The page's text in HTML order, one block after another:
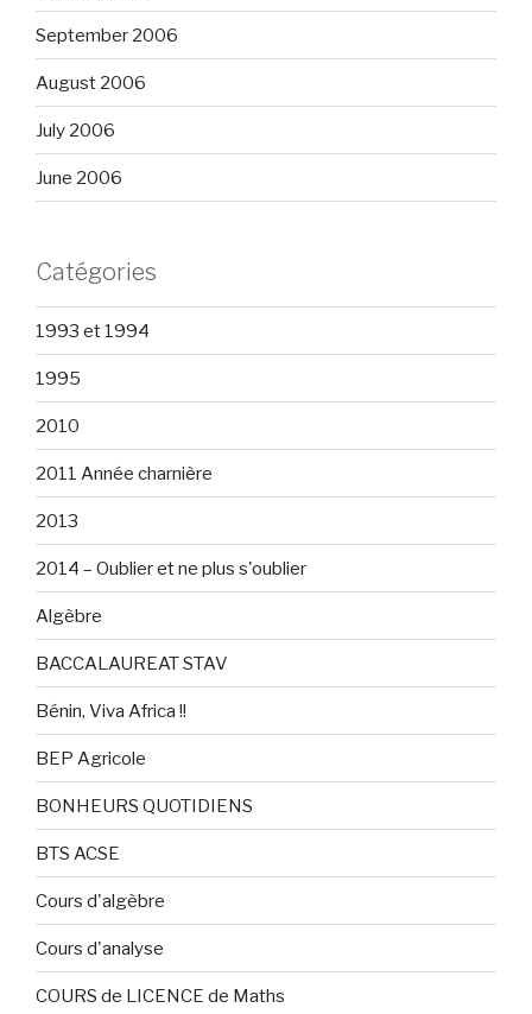
September 2006
August 2006
July 2006
June 2006
Catégories
1993 et 1994
1995
2010
2011 Année charnière
2013
2014 – Oublier et ne plus s'oublier
Algèbre
BACCALAUREAT STAV
Bénin, Viva Africa !!
BEP Agricole
BONHEURS QUOTIDIENS
BTS ACSE
Cours d'algèbre
Cours d'analyse
COURS de LICENCE de Maths